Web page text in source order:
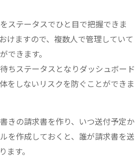
ステータスでひと目で把握できま
けますので、複数人で管理していて
できます。
ちステータスとなりダッシュボード
をしないリスクを防ぐことができま
きの請求書を作り、いつ送付予定か
を作成しておくと、誰が請求書を送
す。